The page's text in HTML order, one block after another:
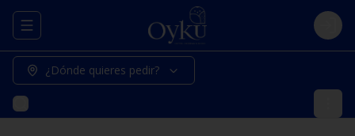
Abrir menu de navegación Login
¿Dónde quieres pedir?